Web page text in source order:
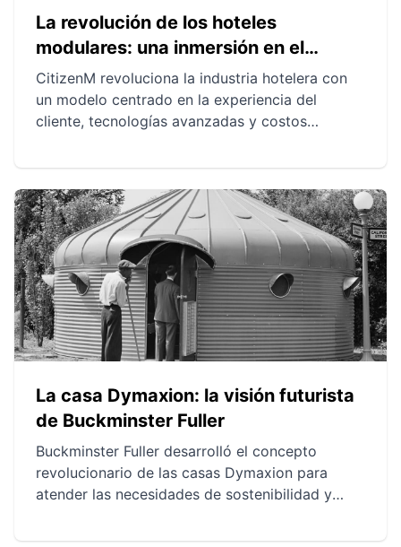
La revolución de los hoteles
modulares: una inmersión en el
concepto de CitizenM
CitizenM revoluciona la industria hotelera con
un modelo centrado en la experiencia del
cliente, tecnologías avanzadas y costos
flexibilidad y rapidez en la construcción,
mientras enfocan la atención en la
sostenibilidad. La experiencia del cliente se
enriquece con servicios personalizados,
espacios acogedores e iniciativas eco-
responsables.
La casa Dymaxion: la visión futurista
de Buckminster Fuller
Buckminster Fuller desarrolló el concepto
revolucionario de las casas Dymaxion para
atender las necesidades de sostenibilidad y
técnicas de fabricación avanzadas. La casa